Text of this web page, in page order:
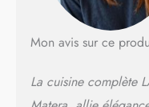
Mon avis sur ce
La cuisine complète